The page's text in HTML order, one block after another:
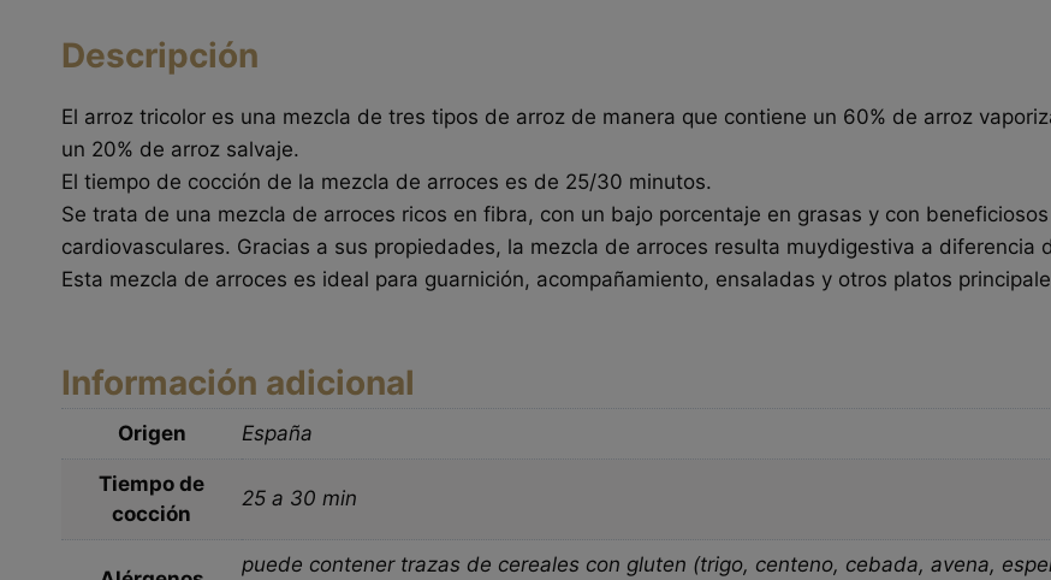
Descripción
El arroz tricolor es una mezcla de tres tipos de arroz de manera que contiene un 60% de arroz
un 20% de arroz salvaje.
El tiempo de cocción de la mezcla de arroces es de 25/30 minutos.
Se trata de una mezcla de arroces ricos en fibra, con un bajo porcentaje en grasas y con
cardiovasculares. Gracias a sus propiedades, la mezcla de arroces resulta muydigestiva a diferencia
Esta mezcla de arroces es ideal para guarnición, acompañamiento, ensaladas y otros platos
Información adicional
Origen España
Tiempo de
cocción
25 a 30 min
puede contener trazas de cereales con gluten (trigo, centeno, cebada, avena,